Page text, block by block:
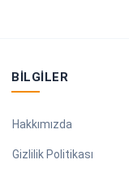
BILGILER
Hakkımızda
Gizlilik Politikası